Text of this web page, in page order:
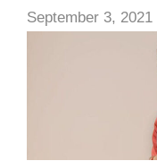
September 3, 2021